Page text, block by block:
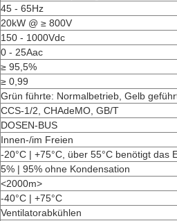
45 - 65Hz
20kW @ ≥ 800V
150 - 1000Vdc
0 - 25Aac
≥ 95,5%
≥ 0,99
Grün führte: Normalbetrieb, Gelb
CCS-1/2, CHAdeMO, GB/T
DOSEN-BUS
Innen-/im Freien
-20°C | +75°C, über 55°C benötigt das
5% | 95% ohne Kondensation
<2000m>
-40°C | +75°C
Ventilatorabkühlen